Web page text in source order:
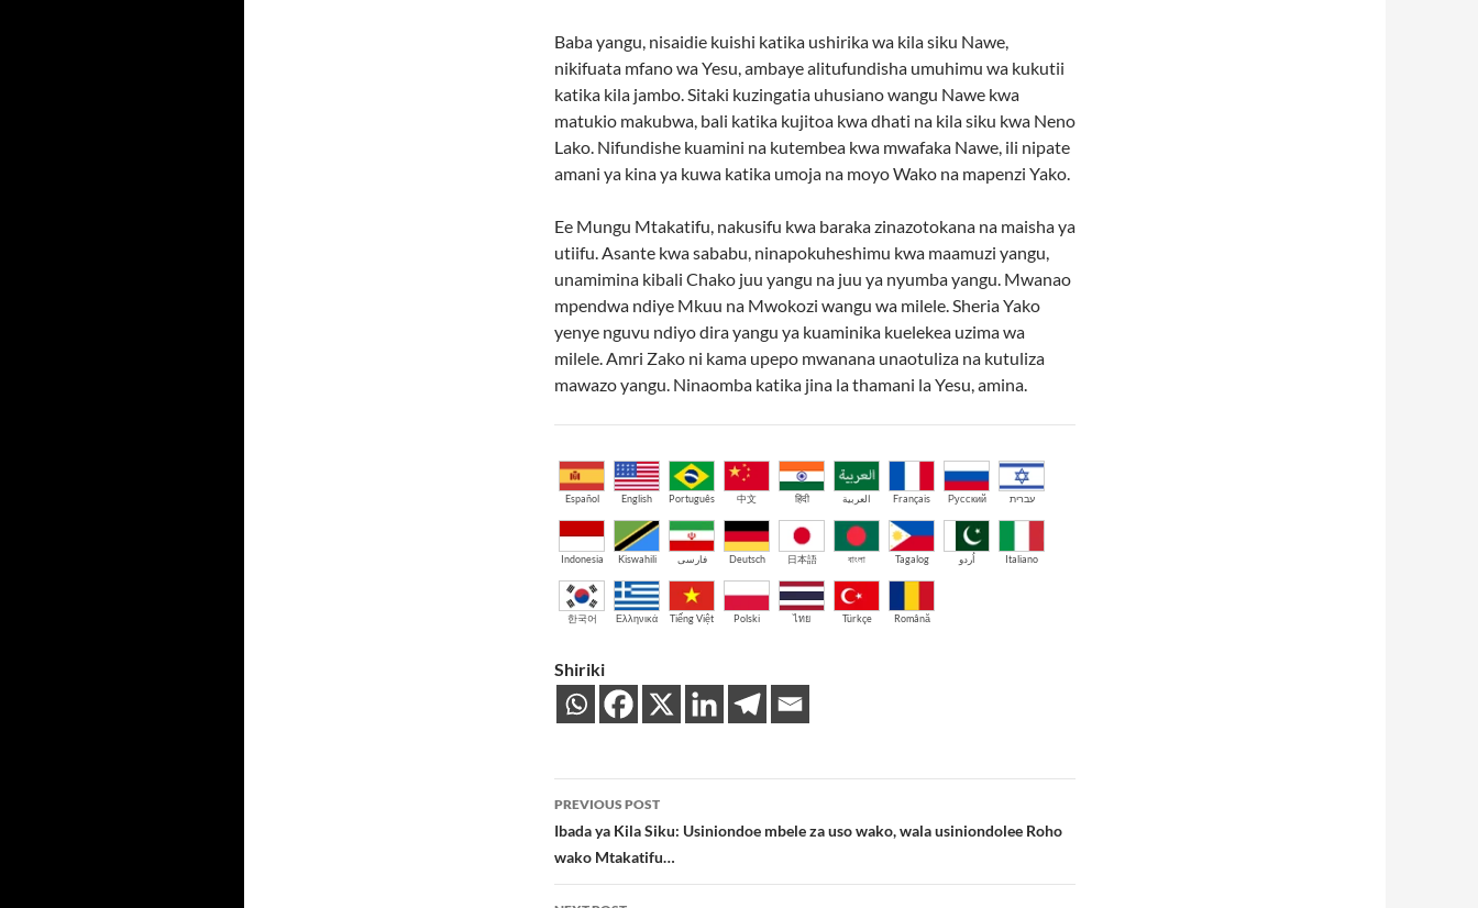
Baba yangu, nisaidie kuishi katika ushirika wa kila siku Nawe,
nikifuata mfano wa Yesu, ambaye alitufundisha umuhimu wa kukutii
katika kila jambo. Sitaki kuzingatia uhusiano wangu Nawe kwa
matukio makubwa, bali katika kujitoa kwa dhati na kila siku kwa Neno
Lako. Nifundishe kuamini na kutembea kwa mwafaka Nawe, ili nipate
amani ya kina ya kuwa katika umoja na moyo Wako na mapenzi Yako.
Ee Mungu Mtakatifu, nakusifu kwa baraka zinazotokana na maisha ya
utiifu. Asante kwa sababu, ninapokuheshimu kwa maamuzi yangu,
unamimina kibali Chako juu yangu na juu ya nyumba yangu. Mwanao
mpendwa ndiye Mkuu na Mwokozi wangu wa milele. Sheria Yako
yenye nguvu ndiyo dira yangu ya kuaminika kuelekea uzima wa
milele. Amri Zako ni kama upepo mwanana unaotuliza na kutuliza
mawazo yangu. Ninaomba katika jina la thamani la Yesu, amina.
Español English Português 中文 हिंदी العربية Français Русский עברית
Indonesia Kiswahili فارسی Deutsch 日本語 বাংলা Tagalog اُردو Italiano
한국어 Ελληνικά Tiếng Việt Polski ไทย Türkçe Română
Shiriki
Post
navigation
PREVIOUS POST
Ibada ya Kila Siku: Usiniondoe mbele za uso wako, wala usiniondolee Roho
wako Mtakatifu…